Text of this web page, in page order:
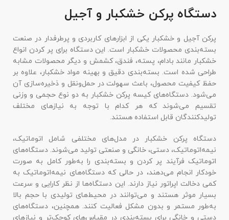
دستگاه پرکن خشکبار و آجیل
پرکن آجیل و خشکبار یکی از ابزارهای کاربردی و پرطرفدار در صنعت
بسته‌بندی محصولات خشکبار است. این دستگاه برای پر کردن انواع
خشکبار مانند بادام، پسته، فندق، کشمش و دیگر محصولات مشابه
طراحی شده است. بسته‌بندی دقیق و بهینه مواد خشکبار، علاوه بر
حفظ کیفیت محصول، باعث سهولت در حمل‌ونقل و ذخیره‌سازی آن
می‌شود. دستگاه‌های کیسه پرکن خشکبار به دو نوع حجمی و وزنی
تقسیم می‌شوند که هر کدام با توجه به نیازهای مختلف
تولیدکنندگان قابل استفاده هستند.
دستگاه‌ پرکن خشکبار در مدل‌های مختلفی شامل اتوماتیک،
نیمه‌اتوماتیک، دستی، خانگی و صنعتی تولید می‌شوند. دستگاه‌های
اتوماتیک فرآیند پر کردن و بسته‌بندی را به‌طور کامل به صورت
خودکار انجام می‌دهند، در حالی که دستگاه‌های نیمه‌اتوماتیک به
کمی دخالت اپراتور نیاز دارند. این دستگاه‌ها از نظر کارایی و سرعت
بسیار موثر هستند و می‌توانند در محیط‌های تولیدی با حجم بالا
به‌طور مستمر و بدون مشکل فعالیت کنند. همچنین، دستگاه‌های
دستی و خانگی برای بسته‌بندی در مقیاس‌های کوچک‌تر و نیازهای